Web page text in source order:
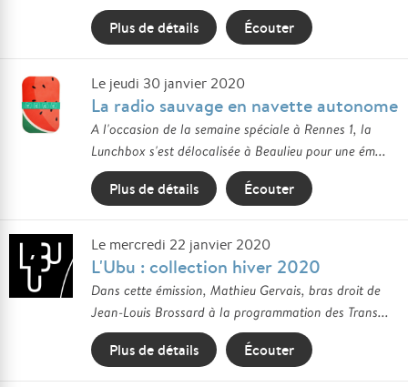
Plus de détails Écouter
Le jeudi 30 janvier 2020
La radio sauvage en navette autonome
A l'occasion de la semaine spéciale à Rennes 1, la
Lunchbox s'est délocalisée à Beaulieu pour une ém...
Plus de détails Écouter
Le mercredi 22 janvier 2020
L'Ubu : collection hiver 2020
Dans cette émission, Mathieu Gervais, bras droit de
Jean-Louis Brossard à la programmation des Trans...
Plus de détails Écouter